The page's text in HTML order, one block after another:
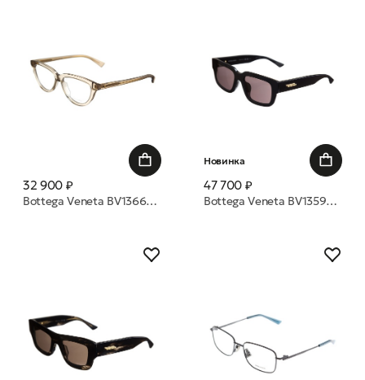
32 900 ₽
Bottega Veneta BV1366O 003 53 оправа
Новинка
47 700 ₽
Bottega Veneta BV1359SA 001 53 очки с/з